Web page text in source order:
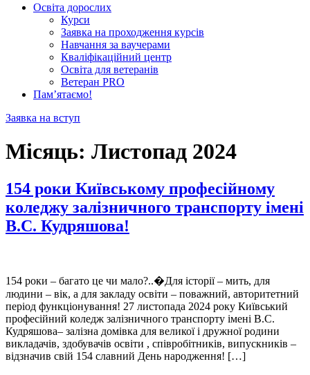
Освіта дорослих
Курси
Заявка на проходження курсів
Навчання за ваучерами
Кваліфікаційний центр
Освіта для ветеранів
Ветеран PRO
Пам’ятаємо!
Заявка на вступ
Місяць: Листопад 2024
154 роки Київському професійному
коледжу залізничного транспорту імені
В.С. Кудряшова!
154 роки – багато це чи мало?..�Для історії – мить, для
людини – вік, а для закладу освіти – поважний, авторитетний
період функціонування! 27 листопада 2024 року Київський
професійний коледж залізничного транспорту імені В.С.
Кудряшова– залізна домівка для великої і дружної родини
викладачів, здобувачів освіти , співробітників, випускників –
відзначив свій 154 славний День народження! […]